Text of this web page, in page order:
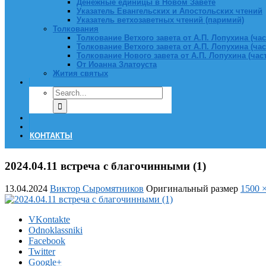
Денежные единицы в Новом Завете
Указатель Евангельских и Апостольских чтений
Указатель ветхозаветных чтений (паримий)
Толкования
Толкование Ветхого завета от А.П. Лопухина
Толкование Ветхого завета от А.П. Лопухина
Толкование Нового завета от А.П. Лопухина
От Иоанна Златоуста
Жития святых
КОНТАКТЫ
2024.04.11 встреча с благочинными (1)
13.04.2024 Виктор Сыромятников Оригинальный размер 1500
VKontakte
Odnoklassniki
Facebook
Twitter
Google+